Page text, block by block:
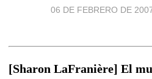
06 DE FEBRERO DE
[Sharon LaFranière] El